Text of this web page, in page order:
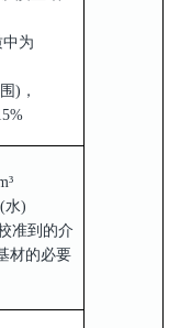
为
)，
水)
准到的介
材的必要